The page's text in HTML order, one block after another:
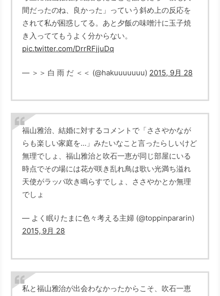
間だったのね、良かった」っていう斜め上の反応を
されて私が困惑してる。あと夕飯の味噌汁に玉子焼
き入っててもうよく分からない。
pic.twitter.com/DrrRFjjuDq
— ＞＞ 白 雨 だ ＜＜ (@hakuuuuuuu) 2015, 9月 28
福山雅治、結婚に対するコメントで「ささやかなが
らも楽しい家庭を…」みたいなこと言ったらしいけど
無理でしょ、福山雅治と吹石一恵が同じ部屋にいる
時点でその場には花が咲き乱れ鳥は歌い光満ち溢れ
天使がラッパ吹き鳴らすでしょ、ささやかとか無理
でしょ
— よく眠りたまに色々考える主婦 (@toppinpararin)
2015, 9月 28
私と福山雅治が出会わなかったからこそ、吹石一恵